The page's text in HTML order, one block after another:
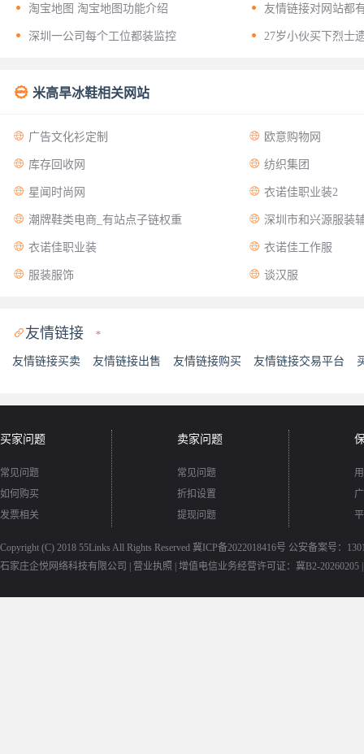
的网站？
 淘宝地图 淘宝地图功能介绍  友情链接对网站都
 深圳一公司每个工位都装监控  27岁小伙买下烈士
 米高旱冰鞋相关网站
 广告文化衫定制  欧意购物网
 库存回收网  纺织集团
 星闻时尚网  衣诺佳职业装2
 潮牌鞋类电商_有站点子链权重  深圳市和兴源服装
 衣诺佳职业装  衣诺佳工作服
 服装服饰  谈汉服
友情链接 *
友情链接买卖 友情链接出售 友情链接购买 友情链接交易平台
买家问题
常见问题
如何购买
发票相关
卖家问题
常见问题
折扣设置
提现问题
Copyright (C) 2018 55Links All Rights Reserved 冀ICP备2022018416号 公安备案号：
石家庄企悦网络科技有限公司 | 营业执照 增值电信业务经营许可证：冀B2-20260205